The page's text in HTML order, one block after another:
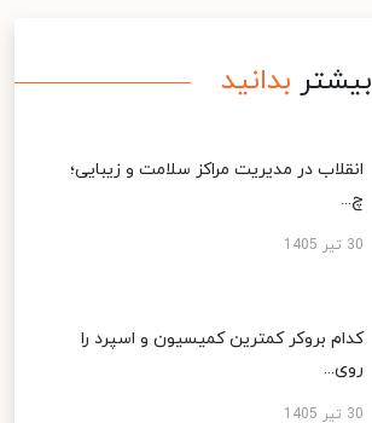
بیشتر بدانید
انقلاب در مدیریت مراکز سلامت و زیبایی؛
چ...
30 تیر 1405
کدام بروکر کمترین کمیسیون و اسپرد را
روی...
30 تیر 1405